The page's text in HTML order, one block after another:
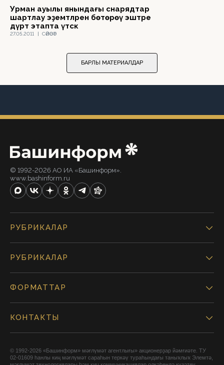
27.05.2011 | СӘЙӘСӘТ
Урман ауылы янындағы снарядтар
шартлау эҙемтәләрен бөтөрөү эштәре
дүрт этапта үтәсәк
БАРЛЫҠ МАТЕРИАЛДАР
© 1992-2026 АО ИА «Башинформ».
www.bashinform.ru
РУБРИКАЛАР
РУБРИКАЛАР
ФОРМАТТАР
КОНТАКТЫ
© 1992-2026 «Башинформ» мәғлүмәт агентлығы» акционерҙар йәмғиәте. ТУ
02-01609 һанлы киң мәғлүмәт сараһын теркәү тураһындағы таныҡлыҡ Элемтә,